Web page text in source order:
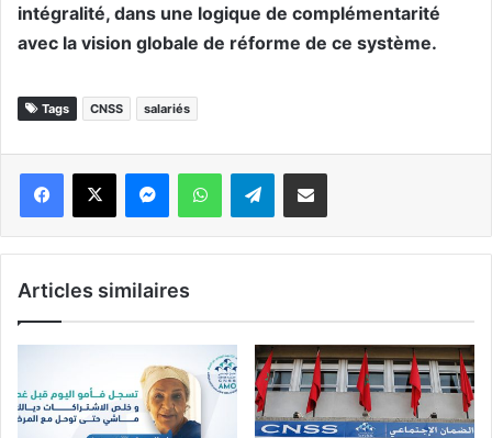
intégralité, dans une logique de complémentarité
avec la vision globale de réforme de ce système.
Tags CNSS salariés
WhatsApp Telegram
Articles similaires